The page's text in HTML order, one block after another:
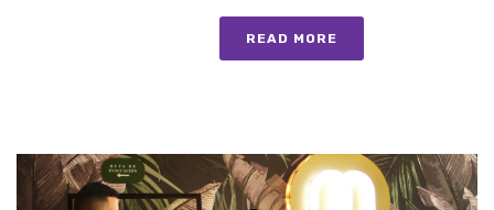
READ MORE